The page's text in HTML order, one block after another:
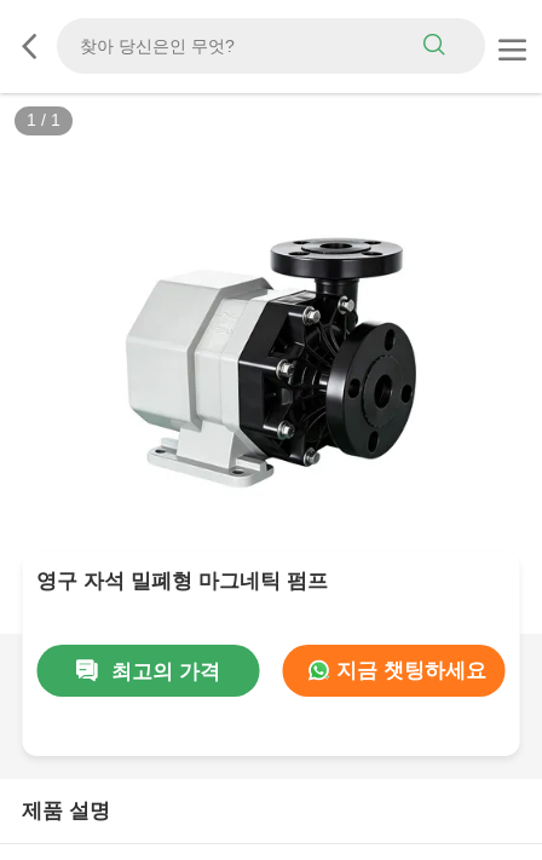
1 / 1
영구 자석 밀폐형 마그네틱 펌프
최고의 가격 지금 챗팅하세요
제품 설명